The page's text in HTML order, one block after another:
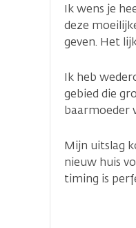
Ik wens je
deze
geven. Het
Ik heb
gebied die
baarmoeder
Mijn uitslag
nieuw huis
timing is